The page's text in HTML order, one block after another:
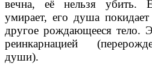
вечна, её нельзя убить.
умирает, его душа покидает
другое рождающееся тело.
реинкарнацией
души).